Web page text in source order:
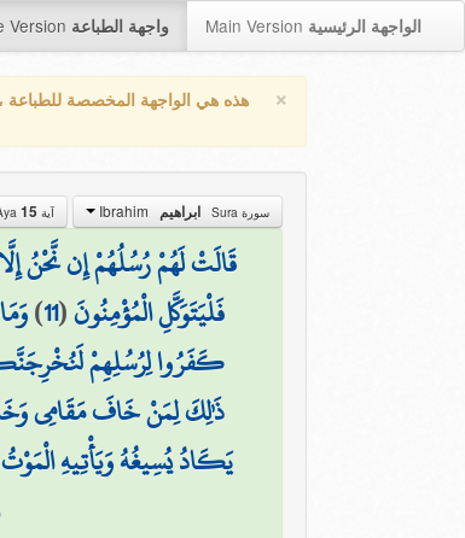
Version واجهة الطباعة Main Version الواجهة الرئيسية
× هذه هي الواجهة المخصصة للطباعة
سورة Sura ابراهيم آية Aya 15
قَالَتْ لَهُمْ رُسُلُهُمْ إِن نَّحْنُ
فَلْيَتَوَكَّلِ الْمُؤْمِنُونَ(
11
)
كَفَرُوا لِرُسُلِهِمْ
ذَٰلِكَ لِمَنْ خَافَ مَقَامِي
يَكَادُ يُسِيغُهُ وَيَأْتِيهِ